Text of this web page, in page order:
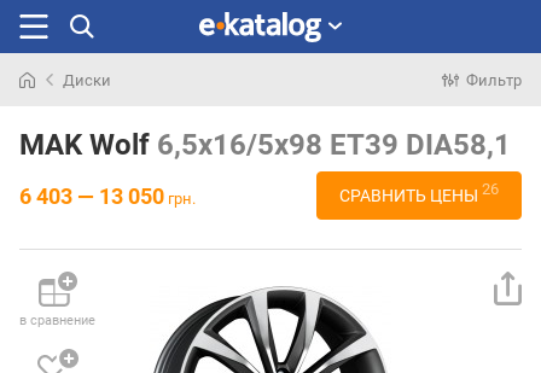
раньше
Диски Фильтр
MAK Wolf 6,5x16/5x98 ET39 DIA58,1
6 403 — 13 050 грн. СРАВНИТЬ ЦЕНЫ 26
в сравнение